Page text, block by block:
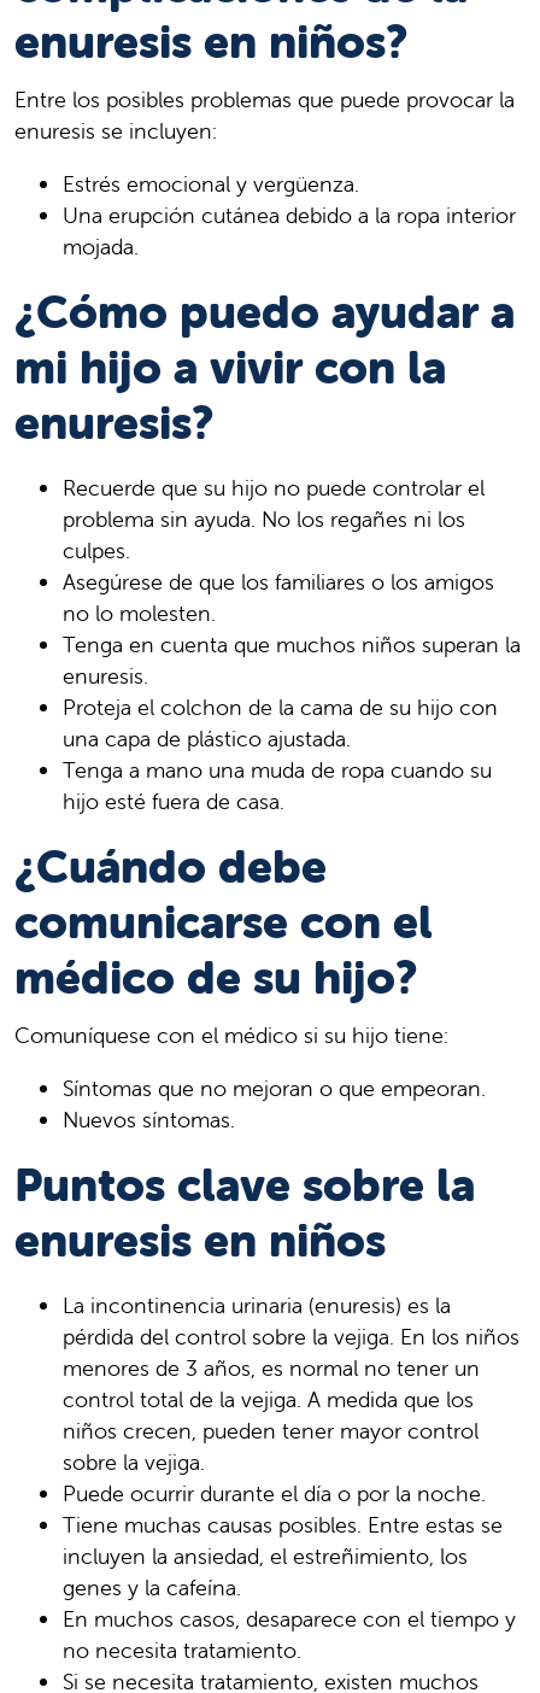
enuresis en niños?
Entre los posibles problemas que puede provocar la
enuresis se incluyen:
Estrés emocional y vergüenza.
Una erupción cutánea debido a la ropa interior
mojada.
¿Cómo puedo ayudar a
mi hijo a vivir con la
enuresis?
Recuerde que su hijo no puede controlar el
problema sin ayuda. No los regañes ni los
culpes.
Asegúrese de que los familiares o los amigos
no lo molesten.
Tenga en cuenta que muchos niños superan la
enuresis.
Proteja el colchon de la cama de su hijo con
una capa de plástico ajustada.
Tenga a mano una muda de ropa cuando su
hijo esté fuera de casa.
¿Cuándo debe
comunicarse con el
médico de su hijo?
Comuníquese con el médico si su hijo tiene:
Síntomas que no mejoran o que empeoran.
Nuevos síntomas.
Puntos clave sobre la
enuresis en niños
La incontinencia urinaria (enuresis) es la
pérdida del control sobre la vejiga. En los niños
menores de 3 años, es normal no tener un
control total de la vejiga. A medida que los
niños crecen, pueden tener mayor control
sobre la vejiga.
Puede ocurrir durante el día o por la noche.
Tiene muchas causas posibles. Entre estas se
incluyen la ansiedad, el estreñimiento, los
genes y la cafeína.
En muchos casos, desaparece con el tiempo y
no necesita tratamiento.
Si se necesita tratamiento, existen muchos